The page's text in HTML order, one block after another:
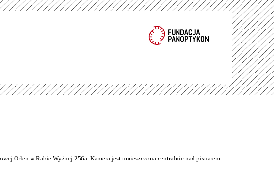
Orlen w Rabie Wyżnej 256a. Kamera jest umieszczona centralnie nad pisuarem.